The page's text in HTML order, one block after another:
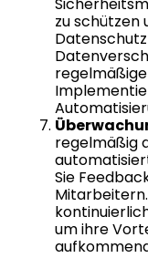
zu schützen
regelmäßig
Sie
um ihre